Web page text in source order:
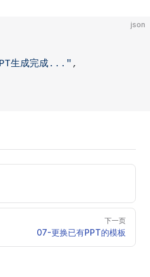
json
生成完成..." ,
下一页
07-更换已有PPT的模板